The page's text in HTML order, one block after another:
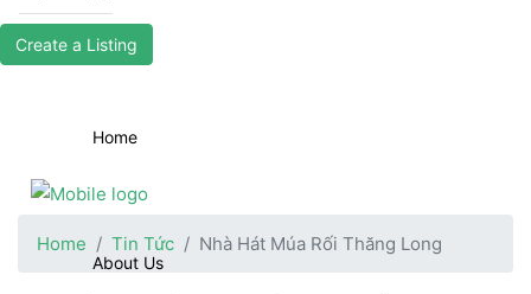
Create a Listing
Home
About Us
Home Tin Tức Nhà Hát Múa Rối Thăng Long